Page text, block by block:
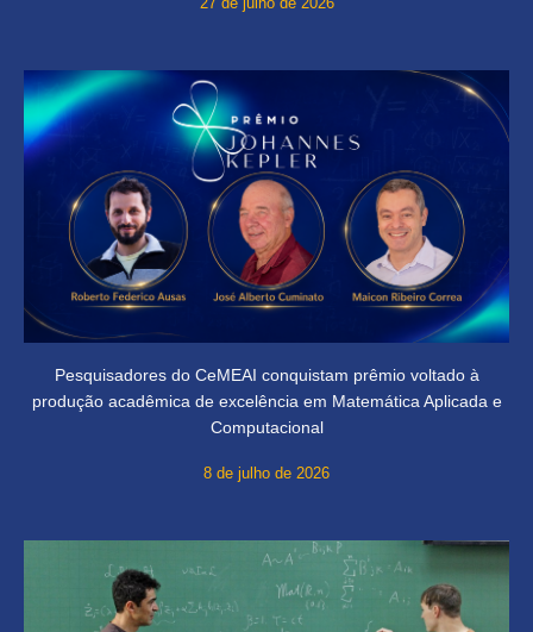
Pesquisadores do CeMEAI conquistam prêmio voltado à
produção acadêmica de excelência em Matemática Aplicada e
Computacional
8 de julho de 2026